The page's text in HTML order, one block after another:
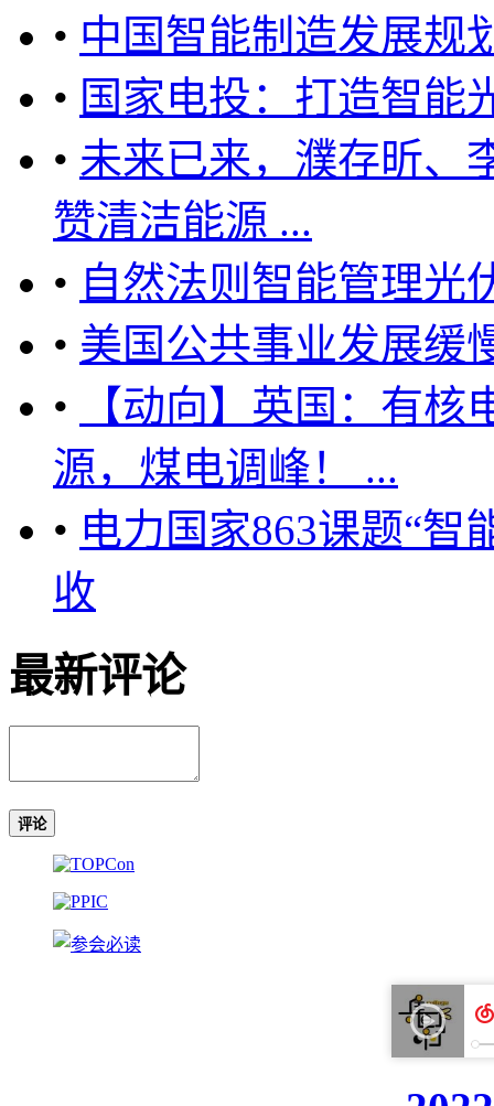
• 中国智能制造发展规
• 国家电投：打造智能
• 未来已来，濮存昕、
赞清洁能源 ...
• 自然法则智能管理光
• 美国公共事业发展缓
•
【动向】英国：有
源，煤电调峰！ ...
• 电力国家863课题“智
收
最新评论
评论